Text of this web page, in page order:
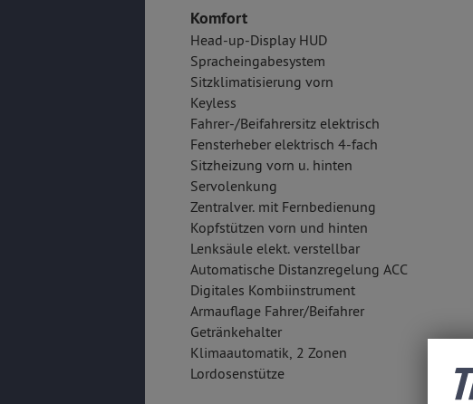
Komfort
Head-up-Display HUD
Spracheingabesystem
Sitzklimatisierung vorn
Keyless
Fahrer-/Beifahrersitz elektrisch
Fensterheber elektrisch 4-fach
Sitzheizung vorn u. hinten
Servolenkung
Zentralver. mit Fernbedienung
Kopfstützen vorn und hinten
Lenksäule elekt. verstellbar
Automatische Distanzregelung ACC
Digitales Kombiinstrument
Armauflage Fahrer/Beifahrer
Getränkehalter
Klimaautomatik, 2 Zonen
Lordosenstütze